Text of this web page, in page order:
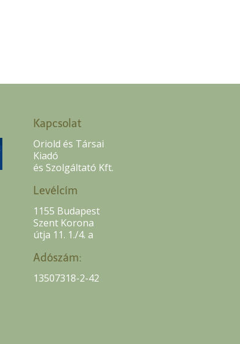
Kapcsolat
Oriold és Társai
Kiadó
és Szolgáltató Kft.
Levélcím
1155 Budapest
Szent Korona
útja 11. 1./4. a
Adószám:
13507318-2-42